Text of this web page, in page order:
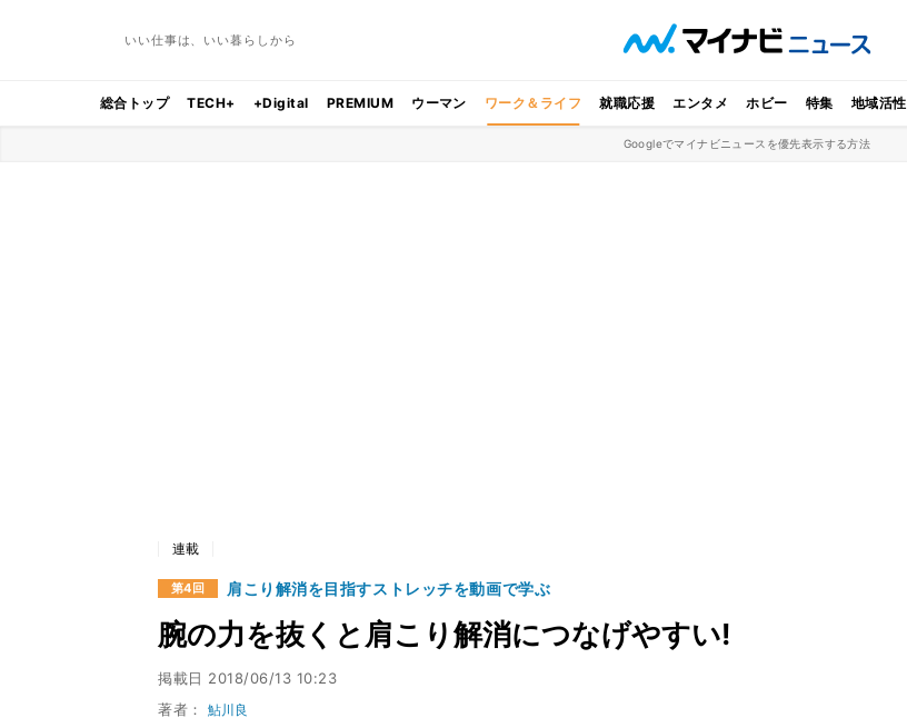
いい仕事は、いい暮らしから
総合トップ TECH+ +Digital PREMIUM ウーマン ワーク＆ライフ 就職応援 エンタメ ホビー 特集 地域活性
Googleでマイナビニュースを優先表示する方法
連載
第4回 肩こり解消を目指すストレッチを動画で学ぶ
腕の力を抜くと肩こり解消につなげやすい!
掲載日 2018/06/13 10:23
著者：鮎川良